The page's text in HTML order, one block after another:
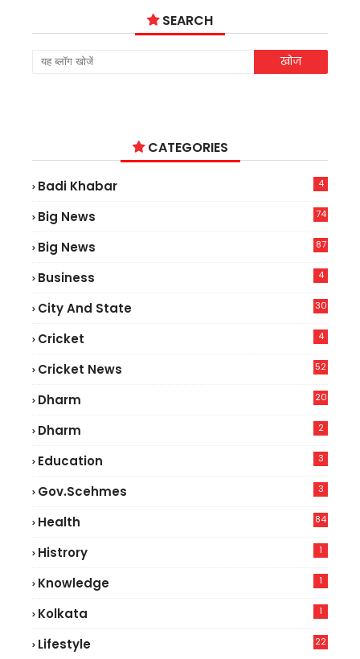
SEARCH
CATEGORIES
Badi Khabar 4
Big News
74
Big News
87
Business 4
City And State 30
Cricket 4
Cricket News
52
Dharm 20
Dharm 2
Education 3
Gov.scehmes 3
Health
84
Histrory 1
Knowledge 1
Kolkata 1
Lifestyle
22